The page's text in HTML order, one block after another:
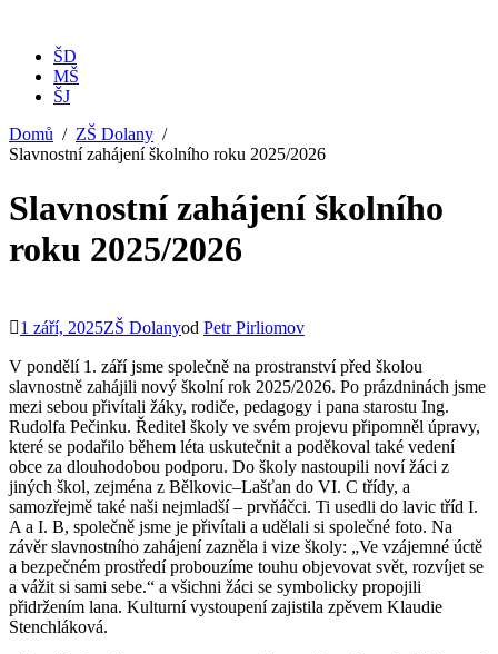
ŠD
MŠ
ŠJ
Domů
ZŠ Dolany
Slavnostní zahájení školního roku 2025/2026
Slavnostní zahájení školního
roku 2025/2026
1 září, 2025ZŠ Dolanyod Petr Pirliomov
V pondělí 1. září jsme společně na prostranství před školou
slavnostně zahájili nový školní rok 2025/2026. Po prázdninách jsme
mezi sebou přivítali žáky, rodiče, pedagogy i pana starostu Ing.
Rudolfa Pečinku. Ředitel školy ve svém projevu připomněl úpravy,
které se podařilo během léta uskutečnit a poděkoval také vedení
obce za dlouhodobou podporu. Do školy nastoupili noví žáci z
jiných škol, zejména z Bělkovic–Lašťan do VI. C třídy, a
samozřejmě také naši nejmladší – prvňáčci. Ti usedli do lavic tříd I.
A a I. B, společně jsme je přivítali a udělali si společné foto. Na
závěr slavnostního zahájení zazněla i vize školy: „Ve vzájemné úctě
a bezpečném prostředí probouzíme touhu objevovat svět, rozvíjet se
a vážit si sami sebe.“ a všichni žáci se symbolicky propojili
přidržením lana. Kulturní vystoupení zajistila zpěvem Klaudie
Stenchláková.